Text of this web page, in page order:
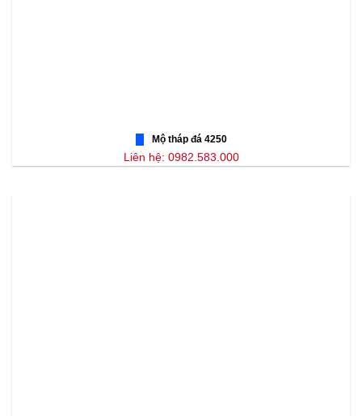
Mộ tháp đá 4250
Liên hệ: 0982.583.000